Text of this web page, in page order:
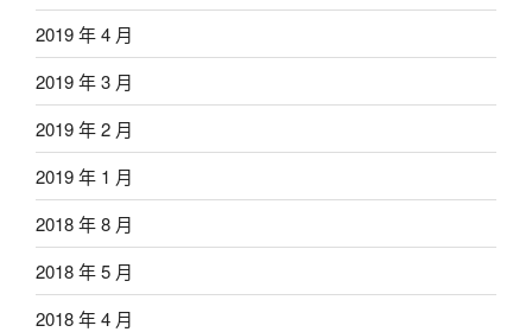
2019 年 4 月
2019 年 3 月
2019 年 2 月
2019 年 1 月
2018 年 8 月
2018 年 5 月
2018 年 4 月